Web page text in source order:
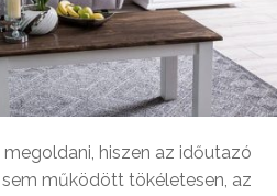
hiszen az időutazó
működött tökéletesen, az